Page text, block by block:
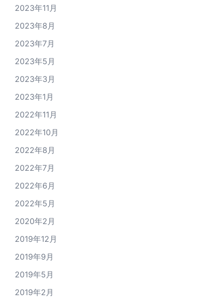
2023年11月
2023年8月
2023年7月
2023年5月
2023年3月
2023年1月
2022年11月
2022年10月
2022年8月
2022年7月
2022年6月
2022年5月
2020年2月
2019年12月
2019年9月
2019年5月
2019年2月